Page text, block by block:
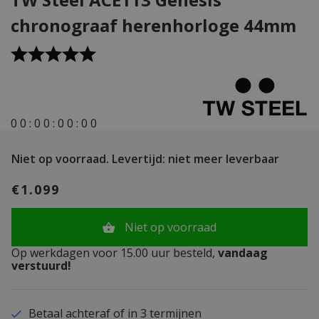
chronograaf herenhorloge 44mm
0 0 : 0 0 : 0 0 : 0 0
Niet op voorraad. Levertijd: niet meer leverbaar
€1.099
Niet op voorraad
Op werkdagen voor 15.00 uur besteld, vandaag
verstuurd!
Betaal achteraf of in 3 termijnen